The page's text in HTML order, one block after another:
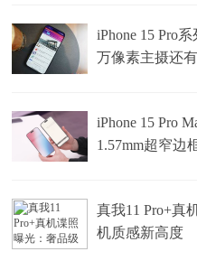
iPhone 15 Pro
万像素主摄还
iPhone 15 Pro
1.57mm超窄边
真我11 Pro+真
机质感新高度